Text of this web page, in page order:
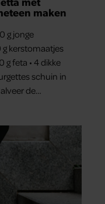
maken
g jonge
kerstomaatjes
g feta • 4 dikke
schuin in
de